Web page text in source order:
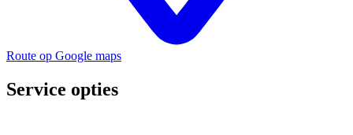
Route op Google maps
Service opties